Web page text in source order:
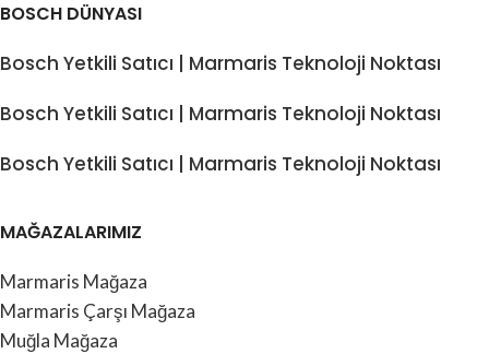
BOSCH DÜNYASI
Bosch Yetkili Satıcı | Marmaris Teknoloji Noktası
Bosch Yetkili Satıcı | Marmaris Teknoloji Noktası
Bosch Yetkili Satıcı | Marmaris Teknoloji Noktası
MAĞAZALARIMIZ
Marmaris Mağaza
Marmaris Çarşı Mağaza
Muğla Mağaza